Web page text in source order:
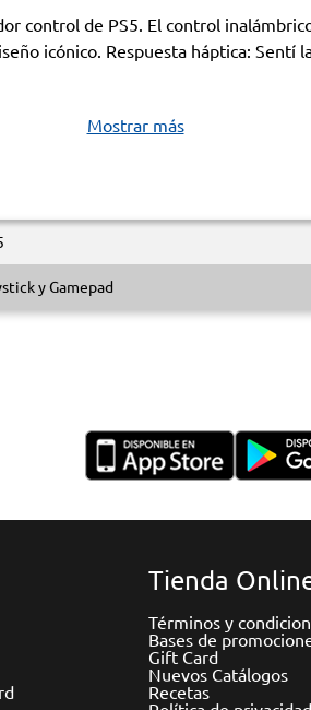
control de PS5. El control
icónico. Respuesta háptica: Sentí
Mostrar más
y Gamepad
Tienda
Términos y
Bases de
Gift Card
Nuevos Catálogos
Recetas